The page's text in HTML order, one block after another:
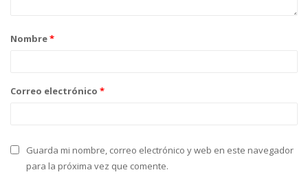
Nombre*
Correo electrónico *
Guarda mi nombre, correo electrónico y web en este navegador
para la próxima vez que comente.